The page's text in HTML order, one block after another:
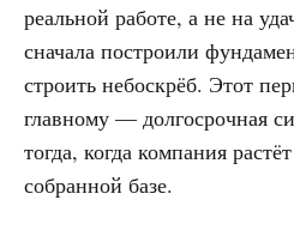
реальной работе, а не на
сначала построили
строить небоскрёб. Этот
главному — долгосрочная
тогда, когда компания
собранной базе.